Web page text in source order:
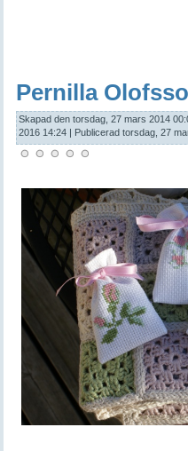
Pernilla
Skapad den torsdag, 27 mars 2014
2016 14:24
Publicerad torsdag, 27